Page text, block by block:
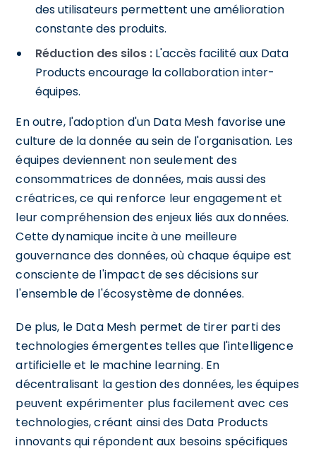
des utilisateurs permettent une amélioration
constante des produits.
Réduction des silos : L'accès facilité aux Data
Products encourage la collaboration inter-
équipes.
En outre, l'adoption d'un Data Mesh favorise une
culture de la donnée au sein de l'organisation. Les
équipes deviennent non seulement des
consommatrices de données, mais aussi des
créatrices, ce qui renforce leur engagement et
leur compréhension des enjeux liés aux données.
Cette dynamique incite à une meilleure
gouvernance des données, où chaque équipe est
consciente de l'impact de ses décisions sur
l'ensemble de l'écosystème de données.
De plus, le Data Mesh permet de tirer parti des
technologies émergentes telles que l'intelligence
artificielle et le machine learning. En
décentralisant la gestion des données, les équipes
peuvent expérimenter plus facilement avec ces
technologies, créant ainsi des Data Products
innovants qui répondent aux besoins spécifiques